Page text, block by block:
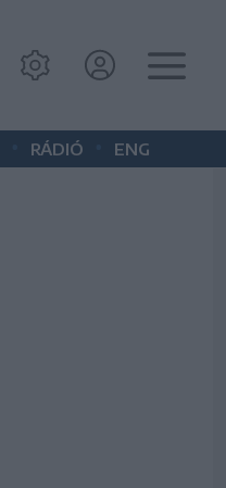
RÁDIÓ ENG